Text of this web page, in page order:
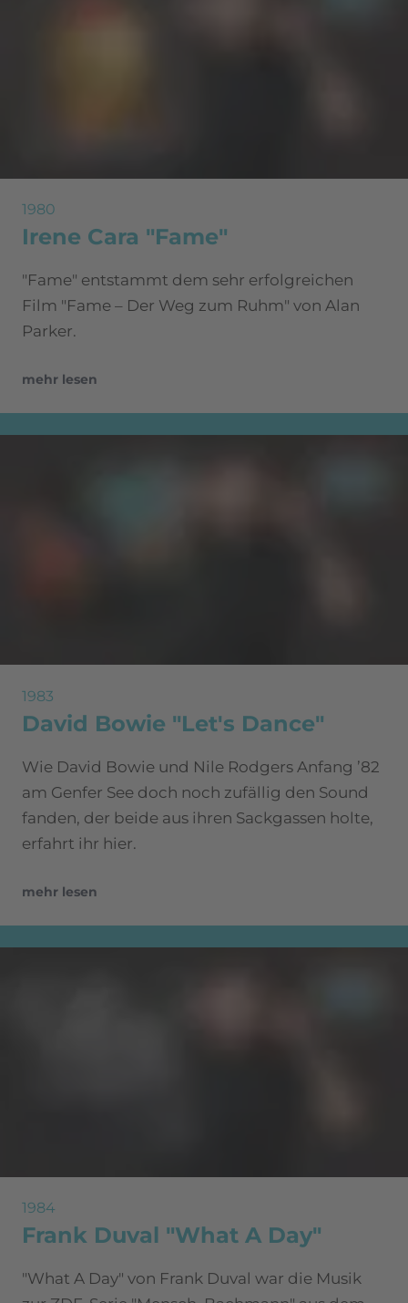
1980
Irene Cara "Fame"
"Fame" entstammt dem sehr erfolgreichen
Film "Fame – Der Weg zum Ruhm" von Alan
Parker.
mehr lesen
1983
David Bowie "Let's Dance"
Wie David Bowie und Nile Rodgers Anfang ’82
am Genfer See doch noch zufällig den Sound
fanden, der beide aus ihren Sackgassen holte,
erfahrt ihr hier.
mehr lesen
1984
Frank Duval "What A Day"
"What A Day" von Frank Duval war die Musik